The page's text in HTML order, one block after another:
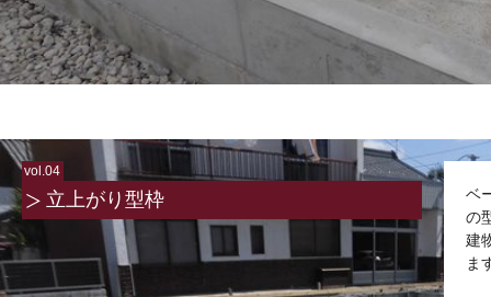
vol.04
立上がり型枠
ベ
の
建
ま